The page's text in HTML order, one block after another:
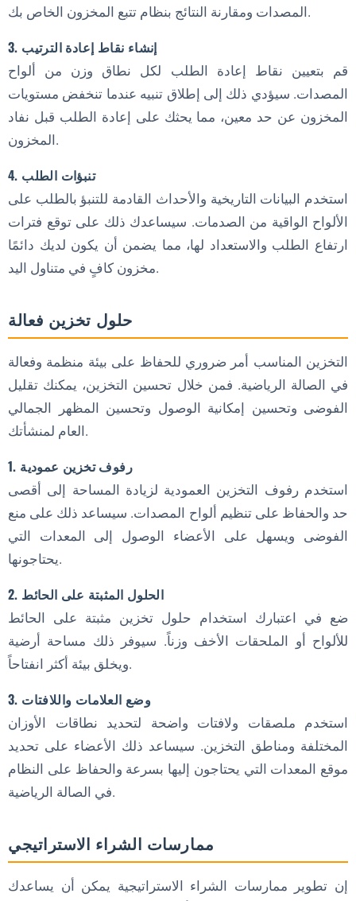
المصدات ومقارنة النتائج بنظام تتبع المخزون الخاص بك.
3. إنشاء نقاط إعادة الترتيب
قم بتعيين نقاط إعادة الطلب لكل نطاق وزن من ألواح
المصدات. سيؤدي ذلك إلى إطلاق تنبيه عندما تنخفض مستويات
المخزون عن حد معين، مما يحثك على إعادة الطلب قبل نفاد
المخزون.
4. تنبؤات الطلب
استخدم البيانات التاريخية والأحداث القادمة للتنبؤ بالطلب على
الألواح الواقية من الصدمات. سيساعدك ذلك على توقع فترات
ارتفاع الطلب والاستعداد لها، مما يضمن أن يكون لديك دائمًا
مخزون كافٍ في متناول اليد.
حلول تخزين فعالة
التخزين المناسب أمر ضروري للحفاظ على بيئة منظمة وفعالة
في الصالة الرياضية. فمن خلال تحسين التخزين، يمكنك تقليل
الفوضى وتحسين إمكانية الوصول وتحسين المظهر الجمالي
العام لمنشأتك.
1. رفوف تخزين عمودية
استخدم رفوف التخزين العمودية لزيادة المساحة إلى أقصى
حد والحفاظ على تنظيم ألواح المصدات. سيساعد ذلك على منع
الفوضى ويسهل على الأعضاء الوصول إلى المعدات التي
يحتاجونها.
2. الحلول المثبتة على الحائط
ضع في اعتبارك استخدام حلول تخزين مثبتة على الحائط
للألواح أو الملحقات الأخف وزناً. سيوفر ذلك مساحة أرضية
ويخلق بيئة أكثر انفتاحاً.
3. وضع العلامات واللافتات
استخدم ملصقات ولافتات واضحة لتحديد نطاقات الأوزان
المختلفة ومناطق التخزين. سيساعد ذلك الأعضاء على تحديد
موقع المعدات التي يحتاجون إليها بسرعة والحفاظ على النظام
في الصالة الرياضية.
ممارسات الشراء الاستراتيجي
إن تطوير ممارسات الشراء الاستراتيجية يمكن أن يساعدك